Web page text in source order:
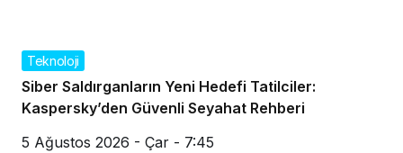
Teknoloji
Siber Saldırganların Yeni Hedefi Tatilciler:
Kaspersky’den Güvenli Seyahat Rehberi
5 Ağustos 2026 - Çar - 7:45